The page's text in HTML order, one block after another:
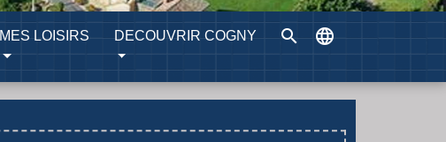
MES LOISIRS DECOUVRIR COGNY search language